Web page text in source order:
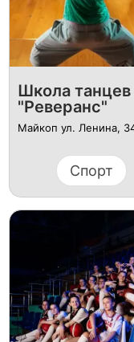
Школа танцев
"Реверанс"
Майкоп ​ул. Ленина,
Спорт